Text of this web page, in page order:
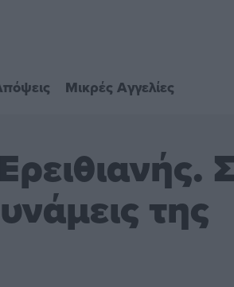
Μικρές Αγγελίες
της